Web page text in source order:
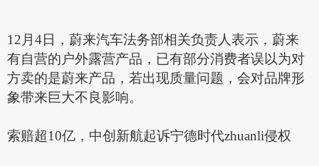
12月4日，蔚来汽车法务部相关负责人表示，蔚来
有自营的户外露营产品，已有部分消费者误以为对
方卖的是蔚来产品，若出现质量问题，会对品牌形
象带来巨大不良影响。
索赔超10亿，中创新航起诉宁德时代zhuanli侵权